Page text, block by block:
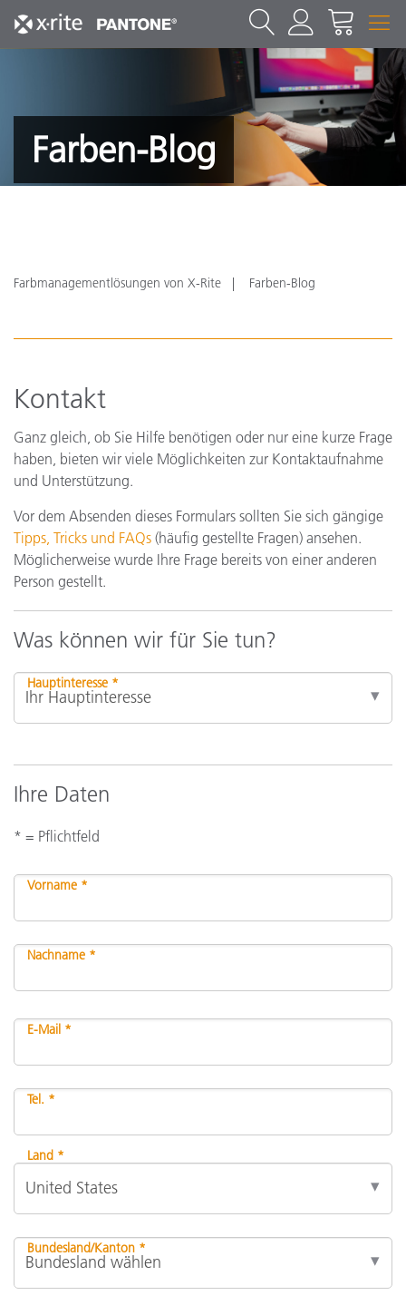
Farben-Blog
Farbmanagementlösungen von X-Rite Farben-Blog
Kontakt
Ganz gleich, ob Sie Hilfe benötigen oder nur eine kurze Frage
haben, bieten wir viele Möglichkeiten zur Kontaktaufnahme
und Unterstützung.
Vor dem Absenden dieses Formulars sollten Sie sich gängige
Tipps, Tricks und FAQs (häufig gestellte Fragen) ansehen.
Möglicherweise wurde Ihre Frage bereits von einer anderen
Person gestellt.
Was können wir für Sie tun?
Hauptinteresse *
Ihre Daten
* = Pflichtfeld
Vorname *
Nachname *
E-Mail *
Tel. *
Land *
Bundesland/Kanton *